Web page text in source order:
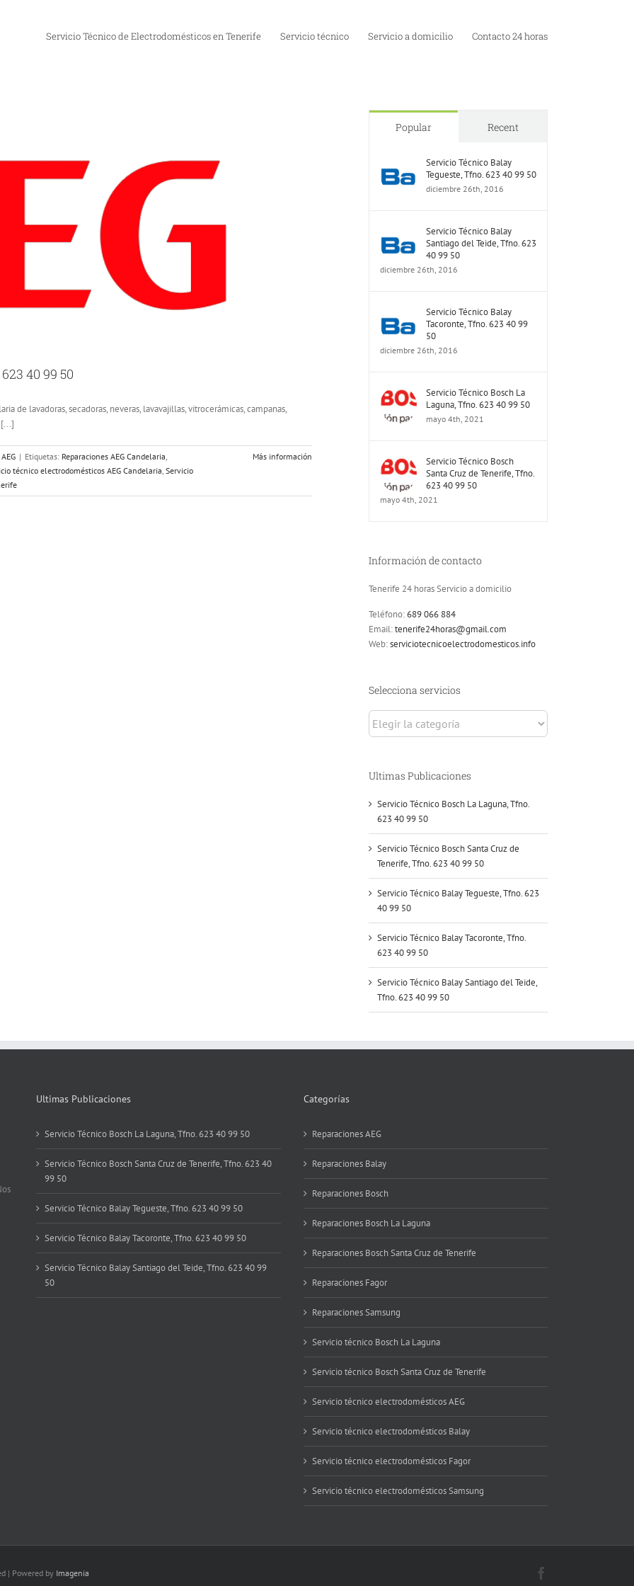
Servicio Técnico de Electrodomésticos en Tenerife Servicio técnico Servicio a domicilio Contacto 24 horas
40 99 50
de lavadoras, secadoras, neveras, lavavajillas, vitrocerámicas, campanas,
| Etiquetas: Reparaciones AEG Candelaria,
técnico electrodomésticos AEG Candelaria, Servicio
Más información
Popular Recent
Servicio Técnico Balay
Tegueste, Tfno. 623 40 99 50
diciembre 26th, 2016
Servicio Técnico Balay
Santiago del Teide, Tfno. 623
40 99 50
diciembre 26th, 2016
Servicio Técnico Balay
Tacoronte, Tfno. 623 40 99
50
diciembre 26th, 2016
Servicio Técnico Bosch La
Laguna, Tfno. 623 40 99 50
mayo 4th, 2021
Servicio Técnico Bosch
Santa Cruz de Tenerife, Tfno.
623 40 99 50
mayo 4th, 2021
Información de contacto
Tenerife 24 horas Servicio a domicilio
Teléfono:689 066 884
Email:tenerife24horas@gmail.com
Web:serviciotecnicoelectrodomesticos.info
Selecciona servicios
Selecciona
servicios
Ultimas Publicaciones
Servicio Técnico Bosch La Laguna, Tfno.
623 40 99 50
Servicio Técnico Bosch Santa Cruz de
Tenerife, Tfno. 623 40 99 50
Servicio Técnico Balay Tegueste, Tfno. 623
40 99 50
Servicio Técnico Balay Tacoronte, Tfno.
623 40 99 50
Servicio Técnico Balay Santiago del Teide,
Tfno. 623 40 99 50
Ultimas Publicaciones
Servicio Técnico Bosch La Laguna, Tfno. 623 40 99 50
Servicio Técnico Bosch Santa Cruz de Tenerife, Tfno. 623 40
99 50
Servicio Técnico Balay Tegueste, Tfno. 623 40 99 50
Servicio Técnico Balay Tacoronte, Tfno. 623 40 99 50
Servicio Técnico Balay Santiago del Teide, Tfno. 623 40 99
50
Categorías
Reparaciones AEG
Reparaciones Balay
Reparaciones Bosch
Reparaciones Bosch La Laguna
Reparaciones Bosch Santa Cruz de Tenerife
Reparaciones Fagor
Reparaciones Samsung
Servicio técnico Bosch La Laguna
Servicio técnico Bosch Santa Cruz de Tenerife
Servicio técnico electrodomésticos AEG
Servicio técnico electrodomésticos Balay
Servicio técnico electrodomésticos Fagor
Servicio técnico electrodomésticos Samsung
| Powered by Imagenia